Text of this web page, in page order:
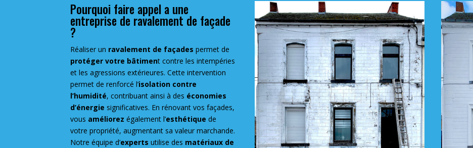
Pourquoi faire appel a une
entreprise de ravalement de façade
?
Réaliser un ravalement de façades permet de
protéger votre bâtiment contre les intempéries
et les agressions extérieures. Cette intervention
permet de renforcé l’isolation contre
l’humidité, contribuant ainsi à des économies
d’énergie significatives. En rénovant vos façades,
vous améliorez également l’esthétique de
votre propriété, augmentant sa valeur marchande.
Notre équipe d’experts utilise des matériaux de